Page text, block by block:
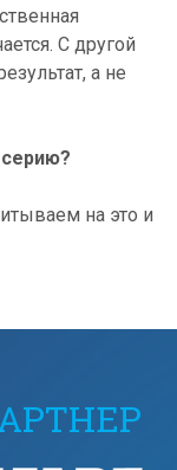
С другой
а не
на это и